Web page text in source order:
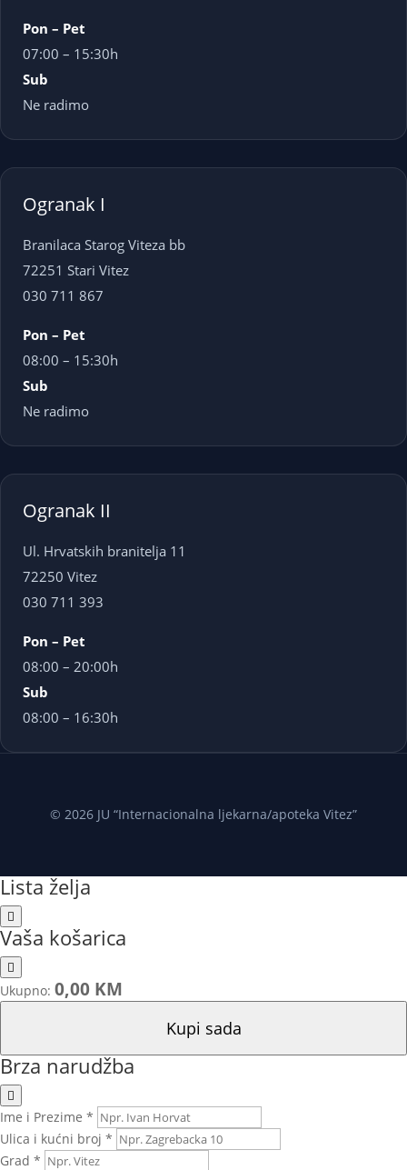
Pon – Pet
07:00 – 15:30h
Sub
Ne radimo
Ogranak I
Branilaca Starog Viteza bb
72251 Stari Vitez
030 711 867
Pon – Pet
08:00 – 15:30h
Sub
Ne radimo
Ogranak II
Ul. Hrvatskih branitelja 11
72250 Vitez
030 711 393
Pon – Pet
08:00 – 20:00h
Sub
08:00 – 16:30h
© 2026 JU “Internacionalna ljekarna/apoteka Vitez”
Lista želja
Vaša košarica
Ukupno: 0,00 KM
Kupi sada
Brza narudžba
Ime i Prezime *
Ulica i kućni broj *
Grad *